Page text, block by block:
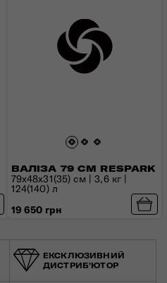
ВАЛІЗА 79 СМ RESPARK
79x48x31(35) см | 3,6 кг |
124(140) л
19 650 грн
ЕКСКЛЮЗИВНИЙ
ДИСТРИБ'ЮТОР